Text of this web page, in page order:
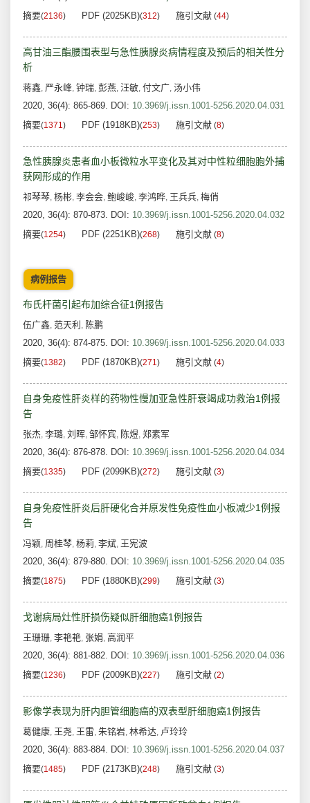
摘要(2136) PDF (2025KB)(312) 施引文献 (44)
高甘油三酯腰围表型与急性胰腺炎病情程度及预后的相关性分
析
蒋鑫, 严永峰, 钟瑞, 彭燕, 汪敏, 付文广, 汤小伟
2020, 36(4): 865-869. DOI: 10.3969/j.issn.1001-5256.2020.04.031
摘要(1371) PDF (1918KB)(253) 施引文献 (8)
急性胰腺炎患者血小板微粒水平变化及其对中性粒细胞胞外捕
获网形成的作用
祁琴琴, 杨彬, 李会会, 鲍峻峻, 李鸿晔, 王兵兵, 梅俏
2020, 36(4): 870-873. DOI: 10.3969/j.issn.1001-5256.2020.04.032
摘要(1254) PDF (2251KB)(268) 施引文献 (8)
病例报告
布氏杆菌引起布加综合征1例报告
伍广鑫, 范天利 , 陈鹏
2020, 36(4): 874-875. DOI: 10.3969/j.issn.1001-5256.2020.04.033
摘要(1382) PDF (1870KB)(271) 施引文献 (4)
自身免疫性肝炎样的药物性慢加亚急性肝衰竭成功救治1例报
告
张杰, 李璐, 刘晖, 邹怀宾, 陈煜, 郑素军
2020, 36(4): 876-878. DOI: 10.3969/j.issn.1001-5256.2020.04.034
摘要(1335) PDF (2099KB)(272) 施引文献 (3)
自身免疫性肝炎后肝硬化合并原发性免疫性血小板减少1例报
告
冯颖, 周桂琴, 杨莉, 李斌, 王宪波
2020, 36(4): 879-880. DOI: 10.3969/j.issn.1001-5256.2020.04.035
摘要(1875) PDF (1880KB)(299) 施引文献 (3)
戈谢病局灶性肝损伤疑似肝细胞癌1例报告
王珊珊, 李艳艳, 张娟, 高润平
2020, 36(4): 881-882. DOI: 10.3969/j.issn.1001-5256.2020.04.036
摘要(1236) PDF (2009KB)(227) 施引文献 (2)
影像学表现为肝内胆管细胞癌的双表型肝细胞癌1例报告
葛健康, 王尧, 王雷, 朱铭岩, 林希达, 卢玲玲
2020, 36(4): 883-884. DOI: 10.3969/j.issn.1001-5256.2020.04.037
摘要(1485) PDF (2173KB)(248) 施引文献 (3)